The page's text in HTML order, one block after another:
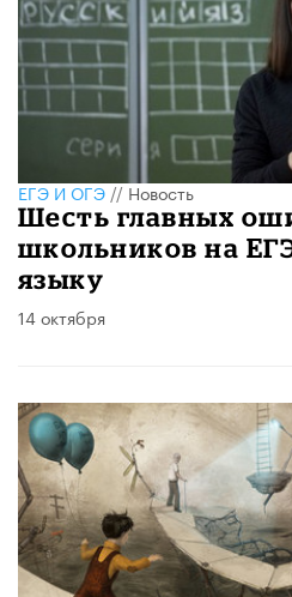
ЕГЭ И ОГЭ//Новость
Шесть главных
школьников на
языку
14 октября